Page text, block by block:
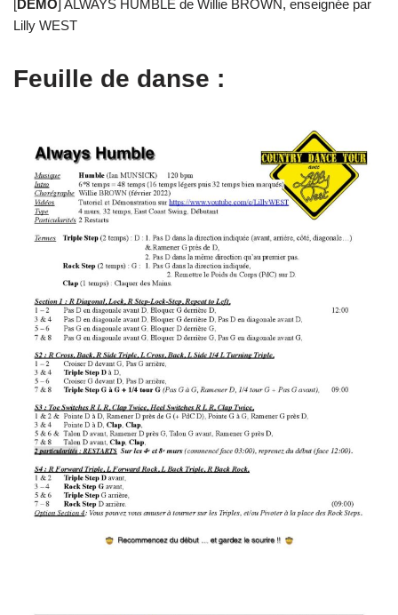
[DEMO] ALWAYS HUMBLE de Willie BROWN, enseignée par
Lilly WEST
Feuille de danse :